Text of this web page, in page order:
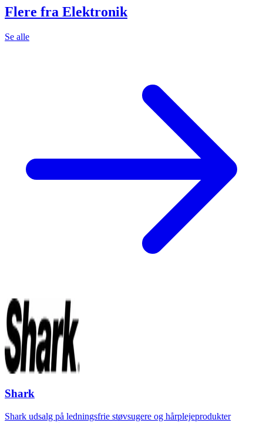
Flere fra Elektronik
Se alle
Shark
Shark udsalg på ledningsfrie støvsugere og hårplejeprodukter